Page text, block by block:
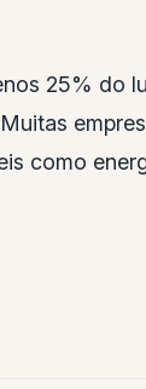
25% do
como